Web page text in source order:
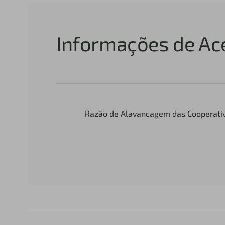
Informações de
Razão de Alavancagem das